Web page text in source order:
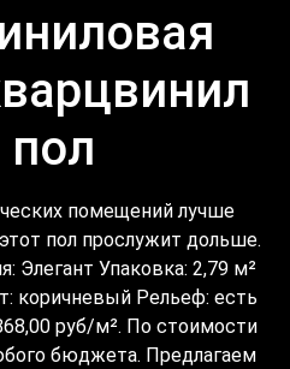
пол
помещений лучше
пол прослужит дольше.
Элегант Упаковка: 2,79 м²
коричневый Рельеф: есть
руб/м². По стоимости
бюджета. Предлагаем